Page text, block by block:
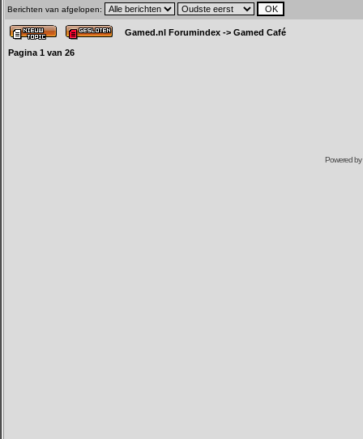
Berichten van afgelopen:
Gamed.nl Forumindex -> Gamed Café
Pagina 1 van 26
Powered by